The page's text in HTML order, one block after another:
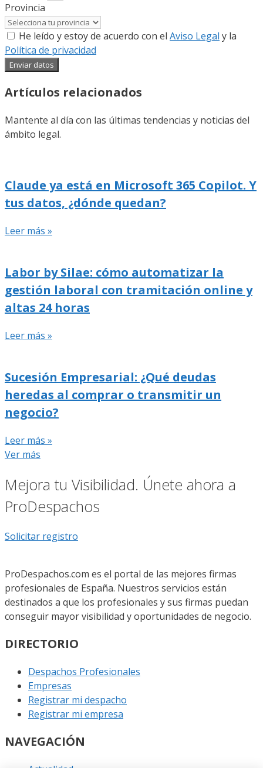
Provincia
He leído y estoy de acuerdo con el Aviso Legal y la
Política de privacidad
Enviar datos
Artículos relacionados
Mantente al día con las últimas tendencias y noticias del
ámbito legal.
Claude ya está en Microsoft 365 Copilot. Y
tus datos, ¿dónde quedan?
Leer más »
Labor by Silae: cómo automatizar la
gestión laboral con tramitación online y
altas 24 horas
Leer más »
Sucesión Empresarial: ¿Qué deudas
heredas al comprar o transmitir un
negocio?
Leer más »
Ver más
Mejora tu Visibilidad. Únete ahora a
ProDespachos
Solicitar registro
ProDespachos.com es el portal de las mejores firmas
profesionales de España. Nuestros servicios están
destinados a que los profesionales y sus firmas puedan
conseguir mayor visibilidad y oportunidades de negocio.
DIRECTORIO
Despachos Profesionales
Empresas
Registrar mi despacho
Registrar mi empresa
NAVEGACIÓN
Actualidad